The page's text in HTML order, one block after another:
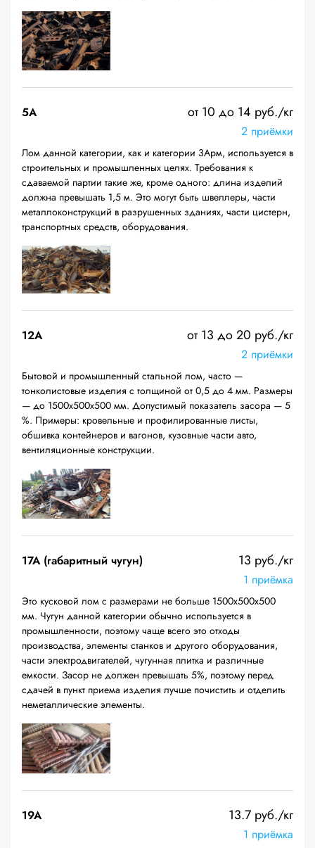
5А от 10 до 14 руб./кг
2 приёмки
Лом данной категории, как и категории 3Арм, используется в
строительных и промышленных целях. Требования к
сдаваемой партии такие же, кроме одного: длина изделий
должна превышать 1,5 м. Это могут быть швеллеры, части
металлоконструкций в разрушенных зданиях, части цистерн,
транспортных средств, оборудования.
12A от 13 до 20 руб./кг
2 приёмки
Бытовой и промышленный стальной лом, часто —
тонколистовые изделия с толщиной от 0,5 до 4 мм. Размеры
— до 1500х500х500 мм. Допустимый показатель засора — 5
%. Примеры: кровельные и профилированные листы,
обшивка контейнеров и вагонов, кузовные части авто,
вентиляционные конструкции.
17А (габаритный чугун) 13 руб./кг
1 приёмка
Это кусковой лом с размерами не больше 1500х500х500
мм. Чугун данной категории обычно используется в
промышленности, поэтому чаще всего это отходы
производства, элементы станков и другого оборудования,
части электродвигателей, чугунная плитка и различные
емкости. Засор не должен превышать 5%, поэтому перед
сдачей в пункт приема изделия лучше почистить и отделить
неметаллические элементы.
19A 13.7 руб./кг
1 приёмка